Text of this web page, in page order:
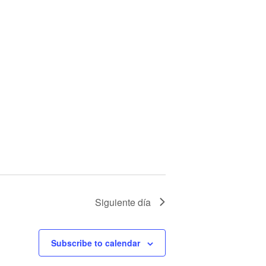
Siguiente día
Subscribe to calendar